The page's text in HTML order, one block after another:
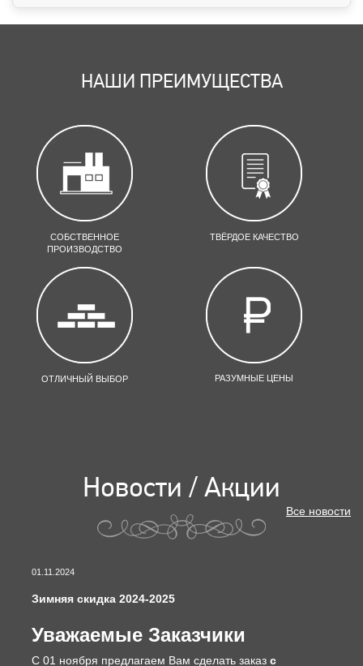
НАШИ ПРЕИМУЩЕСТВА
СОБСТВЕННОЕ
ПРОИЗВОДСТВО
ТВЁРДОЕ КАЧЕСТВО
ОТЛИЧНЫЙ ВЫБОР РАЗУМНЫЕ ЦЕНЫ
Новости / Акции
Все новости
01.11.2024
Зимняя скидка 2024-2025
Уважаемые Заказчики
С 01 ноября предлагаем Вам сделать заказ с